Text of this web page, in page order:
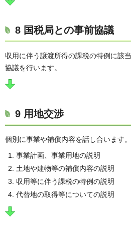
8 国税局との事前協議
収用に伴う譲渡所得の課税の特例に該
協議を行います。
9 用地交渉
個別に事業や補償内容を話し合います。
事業計画、事業用地の説明
土地や建物等の補償内容の説明
収用等に伴う課税の特例の説明
代替地の取得等についての説明